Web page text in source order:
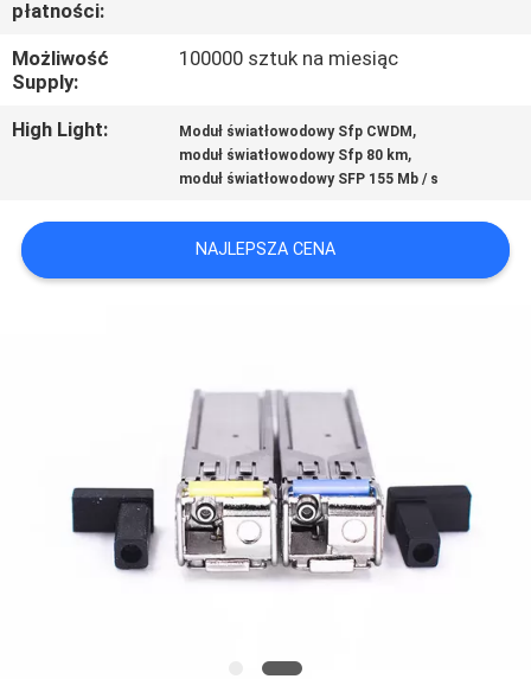
AKTUALNOŚCI
WSZYSTKIE
SITEMAP
płatności:
Możliwość
Supply:
100000 sztuk na miesiąc
High Light: Moduł światłowodowy Sfp CWDM ,
moduł światłowodowy Sfp 80 km,
moduł światłowodowy SFP 155 Mb / s
NAJLEPSZA CENA